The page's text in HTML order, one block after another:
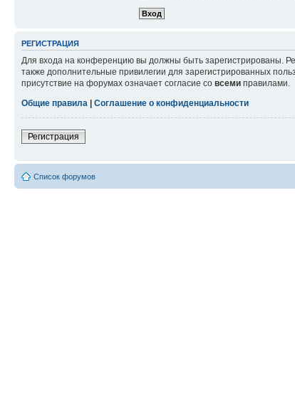
РЕГИСТРАЦИЯ
Для входа на конференцию вы должны быть зарегистрированы.
также дополнительные привилегии для зарегистрированных
присутствие на форумах означает согласие со всеми правилами.
Общие правила | Соглашение о конфиденциальности
Регистрация
Список форумов